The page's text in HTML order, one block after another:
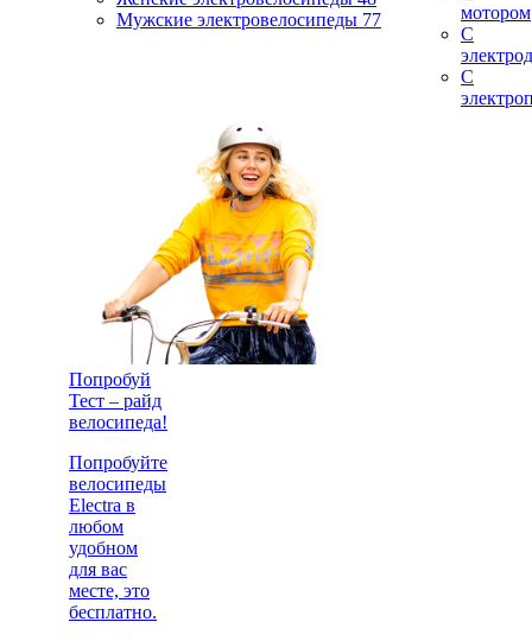
Мужские электровелосипеды 77
мотором
С
С
Попробуй
Тест – райд
велосипеда!
Попробуйте
велосипеды
Electra в
любом
удобном
для вас
месте, это
бесплатно.